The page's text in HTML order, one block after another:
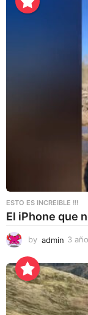
ESTO ES INCREIBLE !!!
El iPhone que
by admin 3